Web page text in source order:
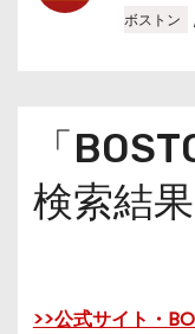
ボストン
「
検索結
>>公式サイト・